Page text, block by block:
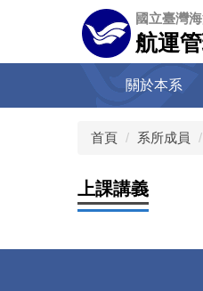
容
國立臺灣
航運
關於本系
首頁 系所成員
上課講義